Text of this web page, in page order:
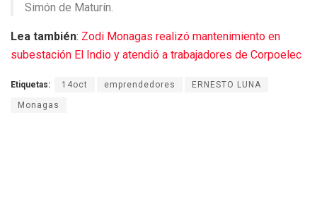
Simón de Maturín.
Lea también: Zodi Monagas realizó mantenimiento en
subestación El Indio y atendió a trabajadores de Corpoelec
Etiquetas: 14oct emprendedores ERNESTO LUNA
Monagas